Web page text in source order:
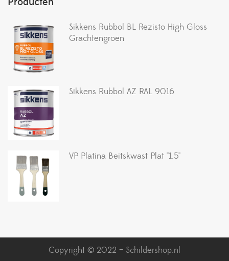
Sikkens Rubbol BL Rezisto High Gloss
Grachtengroen
Sikkens Rubbol AZ RAL 9016
VP Platina Beitskwast Plat ''1.5''
Copyright © 2022 – Schildershop.nl